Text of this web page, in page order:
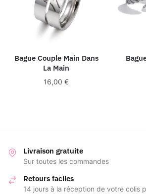
Bague Couple Main Dans
La Main
16,00€
Livraison gratuite
Sur toutes les commandes
Retours faciles
14 jours à la réception de votre colis